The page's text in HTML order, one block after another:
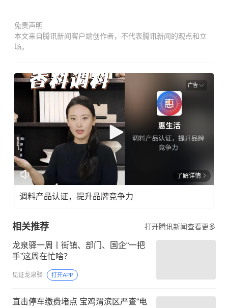
免责声明
本文来自腾讯新闻客户端创作者，不代表腾讯新闻的观点和立
场。
广告
了解详情
调料产品认证，提升品牌竞争力
相关推荐 打开腾讯新闻查看更多
龙泉驿一周丨街镇、部门、国企“一把
手”这周在忙啥？
见证龙泉驿 打开APP
直击停车缴费堵点 宝鸡渭滨区严查“电